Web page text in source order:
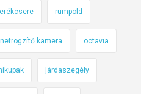
rumpold
kamera octavia
járdaszegély